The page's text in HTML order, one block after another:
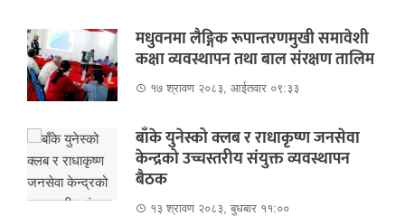
मधुवनमा लैङ्गिक रूपान्तरणमुखी समावेशी
कक्षा व्यवस्थापन तथा बाल संरक्षण तालिम
१७ श्रावण २०८३, आईतवार ०९:३३
बाँके युनेस्को क्लब र राधाकृष्ण जनसेवा
केन्द्रको उच्चस्तरीय संयुक्त व्यवस्थापन
बैठक
१३ श्रावण २०८३, बुधबार ११:००